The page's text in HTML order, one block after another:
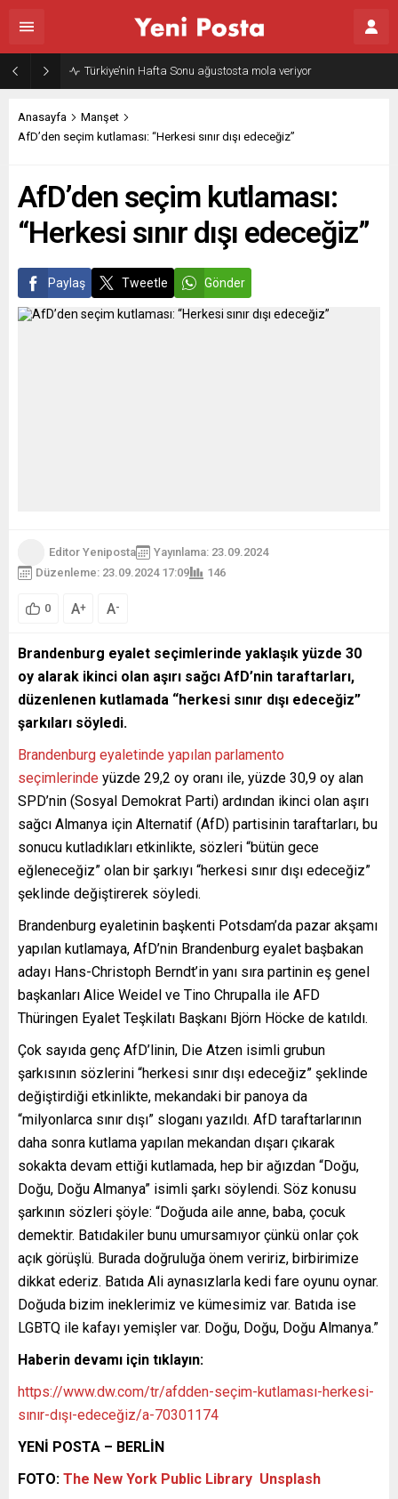
Türkiye’nin Hafta Sonu ağustosta mola veriyor
Anasayfa
Manşet
AfD’den seçim kutlaması: “Herkesi sınır dışı edeceğiz”
AfD’den seçim kutlaması:
“Herkesi sınır dışı edeceğiz”
Paylaş Tweetle Gönder
Editor Yeniposta
Yayınlama: 23.09.2024
Düzenleme: 23.09.2024 17:09
146
0 A+ A-
Brandenburg eyalet seçimlerinde yaklaşık yüzde 30
oy alarak ikinci olan aşırı sağcı AfD’nin taraftarları,
düzenlenen kutlamada “herkesi sınır dışı edeceğiz”
şarkıları söyledi.
Brandenburg eyaletinde yapılan parlamento
seçimlerinde yüzde 29,2 oy oranı ile, yüzde 30,9 oy alan
SPD’nin (Sosyal Demokrat Parti) ardından ikinci olan aşırı
sağcı Almanya için Alternatif (AfD) partisinin taraftarları, bu
sonucu kutladıkları etkinlikte, sözleri “bütün gece
eğleneceğiz” olan bir şarkıyı “herkesi sınır dışı edeceğiz”
şeklinde değiştirerek söyledi.
Brandenburg eyaletinin başkenti Potsdam’da pazar akşamı
yapılan kutlamaya, AfD’nin Brandenburg eyalet başbakan
adayı Hans-Christoph Berndt’in yanı sıra partinin eş genel
başkanları Alice Weidel ve Tino Chrupalla ile AFD
Thüringen Eyalet Teşkilatı Başkanı Björn Höcke de katıldı.
Çok sayıda genç AfD’linin, Die Atzen isimli grubun
şarkısının sözlerini “herkesi sınır dışı edeceğiz” şeklinde
değiştirdiği etkinlikte, mekandaki bir panoya da
“milyonlarca sınır dışı” sloganı yazıldı. AfD taraftarlarının
daha sonra kutlama yapılan mekandan dışarı çıkarak
sokakta devam ettiği kutlamada, hep bir ağızdan “Doğu,
Doğu, Doğu Almanya” isimli şarkı söylendi. Söz konusu
şarkının sözleri şöyle: “Doğuda aile anne, baba, çocuk
demektir. Batıdakiler bunu umursamıyor çünkü onlar çok
açık görüşlü. Burada doğruluğa önem veririz, birbirimize
dikkat ederiz. Batıda Ali aynasızlarla kedi fare oyunu oynar.
Doğuda bizim ineklerimiz ve kümesimiz var. Batıda ise
LGBTQ ile kafayı yemişler var. Doğu, Doğu, Doğu Almanya.”
Haberin devamı için tıklayın:
https://www.dw.com/tr/afdden-seçim-kutlaması-herkesi-
sınır-dışı-edeceğiz/a-70301174
YENİ POSTA – BERLİN
FOTO: The New York Public Library Unsplash